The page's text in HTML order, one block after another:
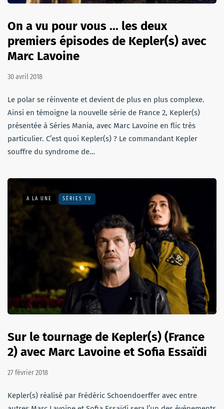
On a vu pour vous ... les deux
premiers épisodes de Kepler(s) avec
Marc Lavoine
30 avril 2018
Le polar se réinvente et devient de plus en plus complexe.
Ainsi en témoigne la nouvelle série de France 2, Kepler(s)
présentée à Séries Mania, avec Marc Lavoine en flic très
particulier. C’est quoi Kepler(s) ? Le commandant Kepler
souffre du syndrome de…
A LA UNE SÉRIES TV
Sur le tournage de Kepler(s) (France
2) avec Marc Lavoine et Sofia Essaïdi
27 février 2018
Kepler(s) réalisé par Frédéric Schoendoerffer avec entre